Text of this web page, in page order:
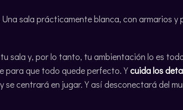
sala prácticamente blanca, con armarios y
sala y, por lo tanto, tu ambientación lo es
para que todo quede perfecto. Ycuida los
centrará en jugar. Y así desconectará del